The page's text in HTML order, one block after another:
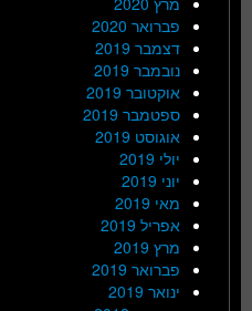
פברואר 2020
דצמבר 2019
נובמבר 2019
אוקטובר 2019
ספטמבר 2019
אוגוסט 2019
יולי 2019
יוני 2019
מאי 2019
אפריל 2019
מרץ 2019
פברואר 2019
ינואר 2019